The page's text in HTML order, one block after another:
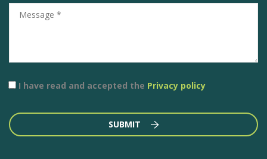
I have read and accepted the Privacy policy
SUBMIT